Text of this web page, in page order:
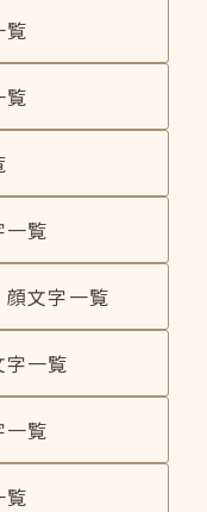
覧
覧
一覧
文字一覧
一覧
一覧
覧